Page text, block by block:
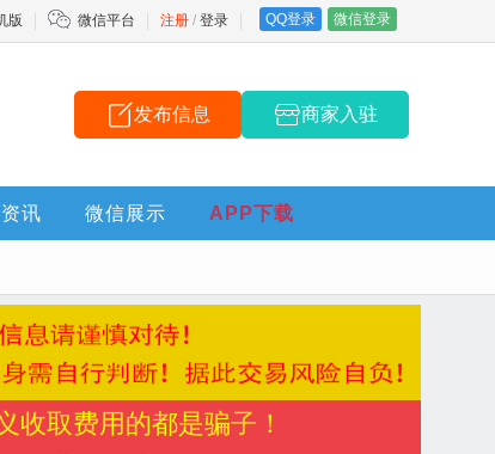
注册 / 登录 QQ登录 微信登录
版 微信平台
发布信息 商家入驻
资讯 微信展示 APP下载
收取费用的都是骗子！